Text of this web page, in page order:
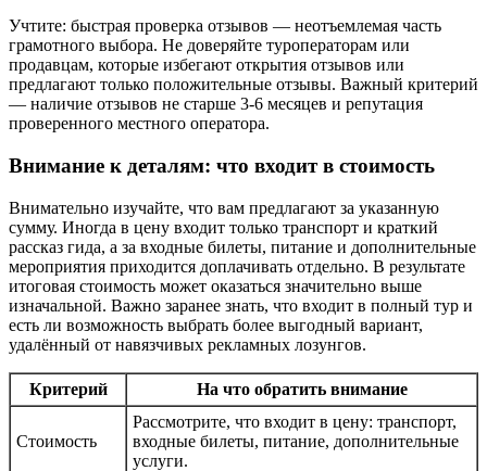
Учтите: быстрая проверка отзывов — неотъемлемая часть
грамотного выбора. Не доверяйте туроператорам или
продавцам, которые избегают открытия отзывов или
предлагают только положительные отзывы. Важный критерий
— наличие отзывов не старше 3-6 месяцев и репутация
проверенного местного оператора.
Внимание к деталям: что входит в стоимость
Внимательно изучайте, что вам предлагают за указанную
сумму. Иногда в цену входит только транспорт и краткий
рассказ гида, а за входные билеты, питание и дополнительные
мероприятия приходится доплачивать отдельно. В результате
итоговая стоимость может оказаться значительно выше
изначальной. Важно заранее знать, что входит в полный тур и
есть ли возможность выбрать более выгодный вариант,
удалённый от навязчивых рекламных лозунгов.
Критерий На что обратить внимание
Стоимость
Рассмотрите, что входит в цену: транспорт,
входные билеты, питание, дополнительные
услуги.